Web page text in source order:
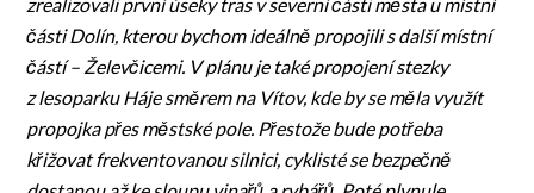
části Dolín, kterou bychom ideálně propojili s další místní
částí – Želevčicemi. V plánu je také propojení stezky
z lesoparku Háje směrem na Vítov, kde by se měla využít
propojka přes městské pole. Přestože bude potřeba
křižovat frekventovanou silnici, cyklisté se bezpečně